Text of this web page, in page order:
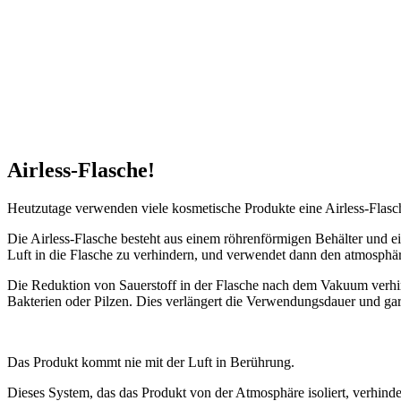
Airless-Flasche!
Heutzutage verwenden viele kosmetische Produkte eine Airless-
Die Airless-Flasche besteht aus einem röhrenförmigen Behälter
Luft in die Flasche zu verhindern, und verwendet dann den
Die Reduktion von Sauerstoff in der Flasche nach dem Vakuum
Bakterien oder Pilzen. Dies verlängert die Verwendungsdauer und
Das Produkt kommt nie mit der Luft in Berührung.
Dieses System, das das Produkt von der Atmosphäre isoliert,